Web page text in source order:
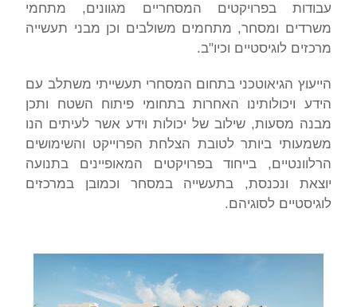
עבודות בפרויקטים המסחריים מגוונים, מתחמי
משרדים ומסחר, מתחמים משולבים וכן מבני תעשייה
מרכזים לוגיסטיים וכיו"ב.
הייעוץ הגיאוטכני בתחום המסחרי תעשייתי משתלב עם
הידע ויכולותינו האחרות בתחומי פיתוח השטח ותכן
מבנה מסעות, שילוב של יכולות וידע אשר לעיתים הנו
משמעותי ביותר לטובת הצלחת הפרוייקט והשימושים
הרלוונטיים, בייחוד בפרויקטים המאופיינים בתנועה
יוצאת ונכנסת, בתעשייה במסחר וכמובן במרכזים
לוגיסטיים לסוגיהם.